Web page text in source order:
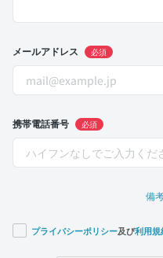
メールアドレス 必須
携帯電話番号 必須
備
プライバシーポリシー及び利用規